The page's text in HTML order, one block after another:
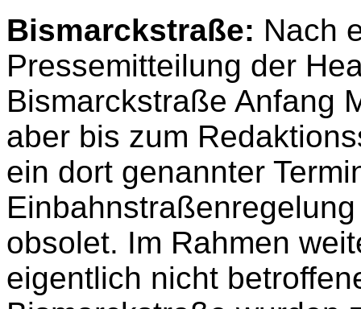
Bismarckstraße: Nach
Pressemitteilung der
Bismarckstraße Anfang
aber bis zum
ein dort genannter
obsolet. Im Rahmen
eigentlich nicht